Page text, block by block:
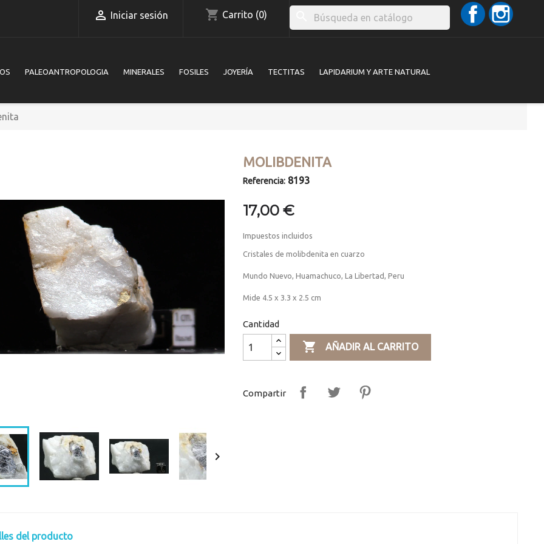
 Iniciar sesión shopping_cart Carrito (0)
Facebook
PALEOANTROPOLOGIA MINERALES FOSILES JOYERÍA TECTITAS LAPIDARIUM Y ARTE NATURAL

MOLIBDENITA
Referencia: 8193
17,00 €
Impuestos incluidos
Cristales de molibdenita en cuarzo
Mundo Nuevo, Huamachuco, La Libertad, Peru
Mide 4.5 x 3.3 x 2.5 cm
Cantidad
 AÑADIR AL CARRITO
Compartir
del producto